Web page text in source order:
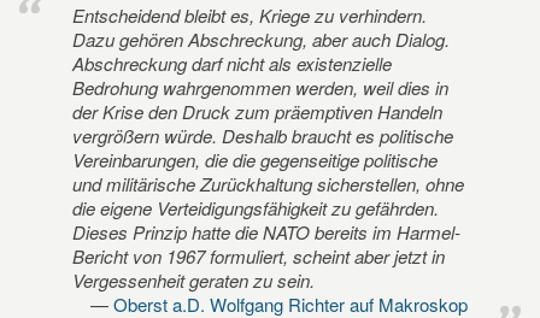
Entscheidend bleibt es, Kriege zu verhindern.
Dazu gehören Abschreckung, aber auch Dialog.
Abschreckung darf nicht als existenzielle
Bedrohung wahrgenommen werden, weil dies in
der Krise den Druck zum präemptiven Handeln
vergrößern würde. Deshalb braucht es politische
Vereinbarungen, die die gegenseitige politische
und militärische Zurückhaltung sicherstellen, ohne
die eigene Verteidigungsfähigkeit zu gefährden.
Dieses Prinzip hatte die NATO bereits im Harmel-
Bericht von 1967 formuliert, scheint aber jetzt in
Vergessenheit geraten zu sein.
Oberst a.D. Wolfgang Richter auf Makroskop